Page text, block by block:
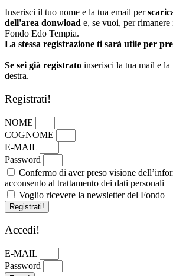
Inserisci il tuo nome e la tua email per
dell'area donwload e, se vuoi, per
Fondo Edo Tempia.
La stessa registrazione ti sarà utile per
Se sei già registrato inserisci la tua mail e
destra.
Registrati!
NOME
COGNOME
E-MAIL
Password
Confermo di aver preso visione
acconsento al trattamento dei dati personali
Voglio ricevere la newsletter del Fondo
Registrati!
Accedi!
E-MAIL
Password